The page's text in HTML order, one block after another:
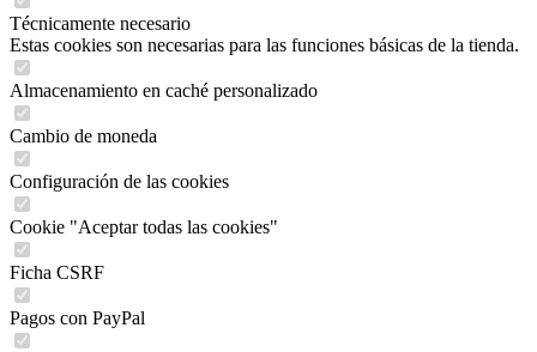
Técnicamente necesario
Estas cookies son necesarias para las funciones básicas de la tienda.
Almacenamiento en caché personalizado
Cambio de moneda
Configuración de las cookies
Cookie "Aceptar todas las cookies"
Ficha CSRF
Pagos con PayPal